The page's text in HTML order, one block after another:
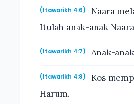
(1tawarikh 4:6)
Naara
Itulah anak-anak
(1tawarikh 4:7) Anak-
(1tawarikh 4:8)
Kos
Harum.